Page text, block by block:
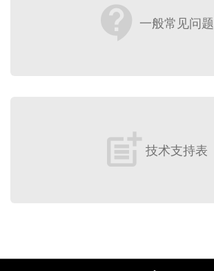
contact_support 一般常见问题
post_add 技术支持表